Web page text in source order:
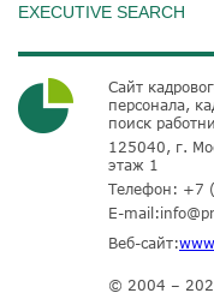
EXECUTIVE SEARCH
Сайт
персонала,
поиск
125040, г.
этаж 1
Телефон: +7
E-mail:
Веб-сайт:
© 2004 –